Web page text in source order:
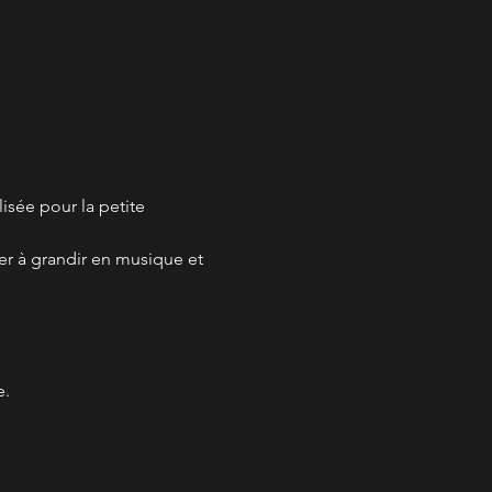
pour la petite
à grandir en musique et